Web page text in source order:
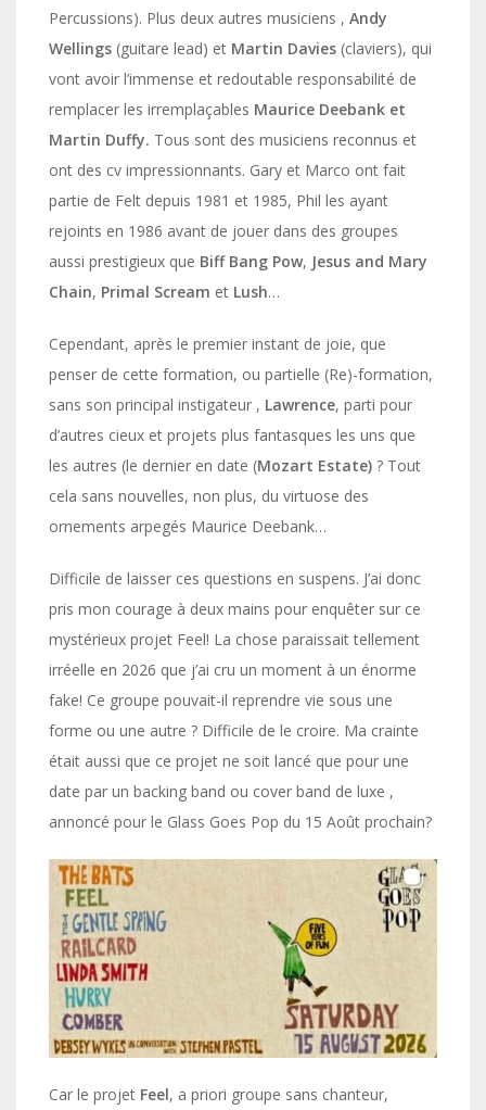
Percussions). Plus deux autres musiciens , Andy
Wellings (guitare lead) et Martin Davies (claviers), qui
vont avoir l’immense et redoutable responsabilité de
remplacer les irremplaçables Maurice Deebank et
Martin Duffy. Tous sont des musiciens reconnus et
ont des cv impressionnants. Gary et Marco ont fait
partie de Felt depuis 1981 et 1985, Phil les ayant
rejoints en 1986 avant de jouer dans des groupes
aussi prestigieux que Biff Bang Pow, Jesus and Mary
Chain, Primal Scream et Lush…
Cependant, après le premier instant de joie, que
penser de cette formation, ou partielle (Re)-formation,
sans son principal instigateur , Lawrence, parti pour
d’autres cieux et projets plus fantasques les uns que
les autres (le dernier en date (Mozart Estate) ? Tout
cela sans nouvelles, non plus, du virtuose des
ornements arpegés Maurice Deebank…
Difficile de laisser ces questions en suspens. J’ai donc
pris mon courage à deux mains pour enquêter sur ce
mystérieux projet Feel! La chose paraissait tellement
irréelle en 2026 que j’ai cru un moment à un énorme
fake! Ce groupe pouvait-il reprendre vie sous une
forme ou une autre ? Difficile de le croire. Ma crainte
était aussi que ce projet ne soit lancé que pour une
date par un backing band ou cover band de luxe ,
annoncé pour le Glass Goes Pop du 15 Août prochain?
Car le projet Feel, a priori groupe sans chanteur,